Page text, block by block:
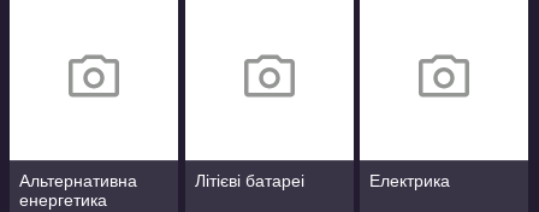
Альтернативна
енергетика
Літієві батареі Електрика